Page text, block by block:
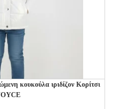
κουκούλα ιριδίζον Κορίτσι